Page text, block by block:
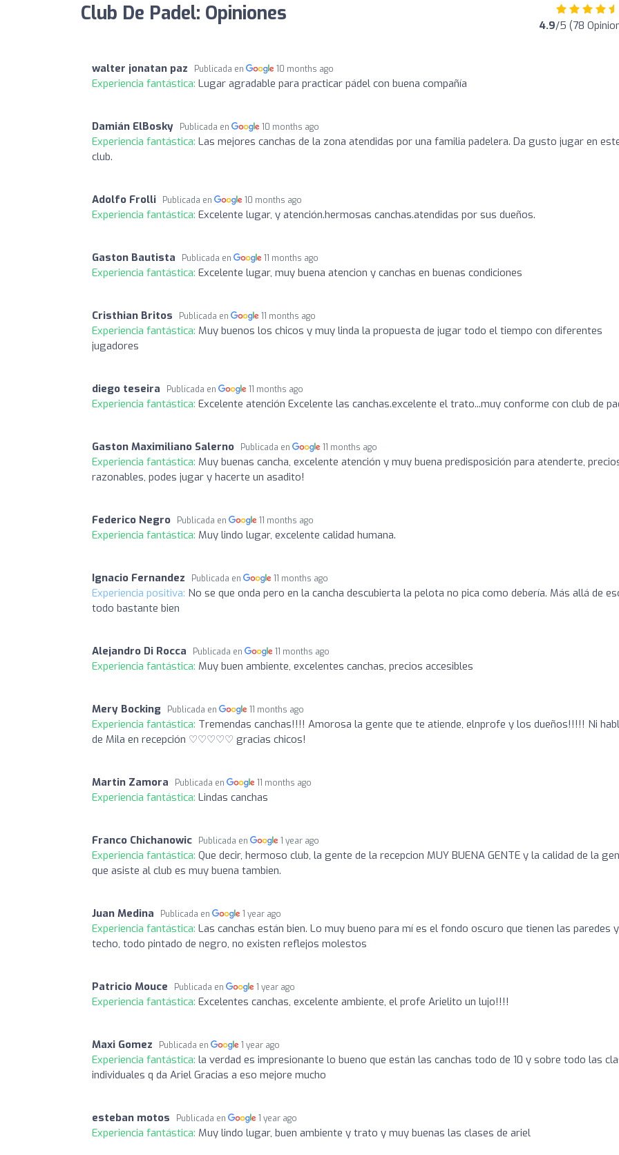
Club De Padel: Opiniones 4.9/5 (78
walter jonatan paz Publicada en 10 months ago
Experiencia fantástica: Lugar agradable para practicar pádel con buena compañía
Damián ElBosky Publicada en 10 months ago
Experiencia fantástica: Las mejores canchas de la zona atendidas por una familia padelera. Da gusto jugar en
club.
Adolfo Frolli Publicada en 10 months ago
Experiencia fantástica: Excelente lugar, y atención.hermosas canchas.atendidas por sus dueños.
Gaston Bautista Publicada en 11 months ago
Experiencia fantástica: Excelente lugar, muy buena atencion y canchas en buenas condiciones
Cristhian Britos Publicada en 11 months ago
Experiencia fantástica: Muy buenos los chicos y muy linda la propuesta de jugar todo el tiempo con diferentes
jugadores
diego teseira Publicada en 11 months ago
Experiencia fantástica: Excelente atención Excelente las canchas.excelente el trato...muy conforme con club de
Gaston Maximiliano Salerno Publicada en 11 months ago
Experiencia fantástica: Muy buenas cancha, excelente atención y muy buena predisposición para atenderte,
razonables, podes jugar y hacerte un asadito!
Federico Negro Publicada en 11 months ago
Experiencia fantástica: Muy lindo lugar, excelente calidad humana.
Ignacio Fernandez Publicada en 11 months ago
Experiencia positiva: No se que onda pero en la cancha descubierta la pelota no pica como debería. Más allá de
todo bastante bien
Alejandro Di Rocca Publicada en 11 months ago
Experiencia fantástica: Muy buen ambiente, excelentes canchas, precios accesibles
Mery Bocking Publicada en 11 months ago
Experiencia fantástica: Tremendas canchas!!!! Amorosa la gente que te atiende, elnprofe y los dueños!!!!! Ni
de Mila en recepción ♡♡♡♡♡ gracias chicos!
Martin Zamora Publicada en 11 months ago
Experiencia fantástica: Lindas canchas
Franco Chichanowic Publicada en 1 year ago
Experiencia fantástica: Que decir, hermoso club, la gente de la recepcion MUY BUENA GENTE y la calidad de la
que asiste al club es muy buena tambien.
Juan Medina Publicada en 1 year ago
Experiencia fantástica: Las canchas están bien. Lo muy bueno para mí es el fondo oscuro que tienen las paredes
techo, todo pintado de negro, no existen reflejos molestos
Patricio Mouce Publicada en 1 year ago
Experiencia fantástica: Excelentes canchas, excelente ambiente, el profe Arielito un lujo!!!!
Maxi Gomez Publicada en 1 year ago
Experiencia fantástica: la verdad es impresionante lo bueno que están las canchas todo de 10 y sobre todo las
individuales q da Ariel Gracias a eso mejore mucho
esteban motos Publicada en 1 year ago
Experiencia fantástica: Muy lindo lugar, buen ambiente y trato y muy buenas las clases de ariel